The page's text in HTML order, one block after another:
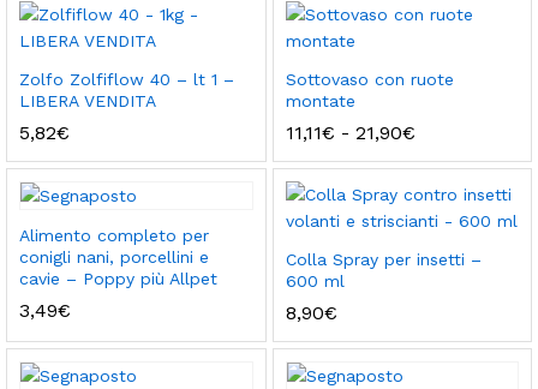
Zolfo Zolfiflow 40 – lt 1 –
LIBERA VENDITA
5,82€
Sottovaso con ruote
montate
11,11€ - 21,90€Fascia
prezzo:
da
11,11€
a
Alimento completo per
conigli nani, porcellini e
cavie – Poppy più Allpet
3,49€
Colla Spray per insetti –
600 ml
8,90€